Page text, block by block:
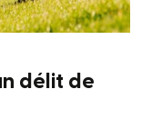
délit de